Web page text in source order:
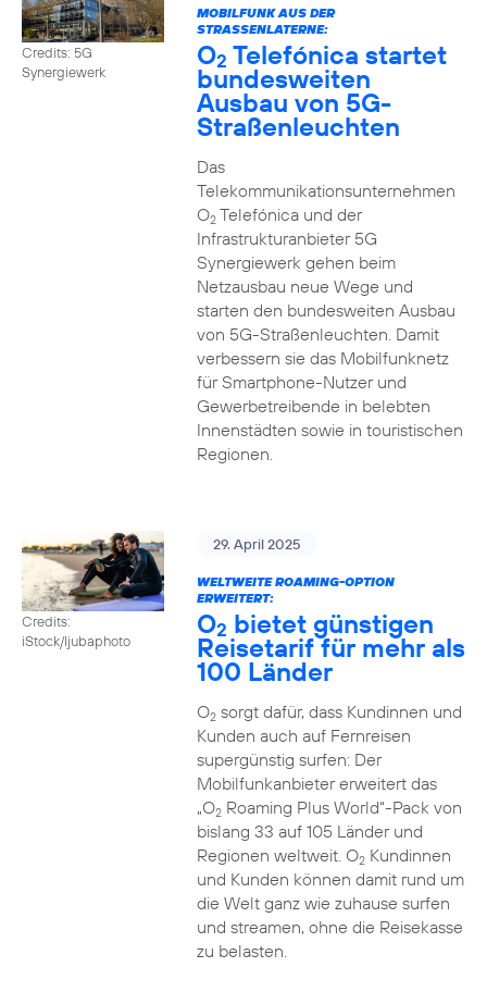
Credits: 5G
Synergiewerk
MOBILFUNK AUS DER
STRASSENLATERNE:
O2 Telefónica startet
bundesweiten
Ausbau von 5G-
Straßenleuchten
Das
Telekommunikationsunternehmen
O2Telefónica und der
Infrastrukturanbieter 5G
Synergiewerk gehen beim
Netzausbau neue Wege und
starten den bundesweiten Ausbau
von 5G-Straßenleuchten. Damit
verbessern sie das Mobilfunknetz
für Smartphone-Nutzer und
Gewerbetreibende in belebten
Innenstädten sowie in touristischen
Regionen.
Credits:
iStock/ljubaphoto
29. April 2025
WELTWEITE ROAMING-OPTION
ERWEITERT:
O2 bietet günstigen
Reisetarif für mehr als
100 Länder
O2sorgt dafür, dass Kundinnen und
Kunden auch auf Fernreisen
supergünstig surfen: Der
Mobilfunkanbieter erweitert das
„O2Roaming Plus World“-Pack von
bislang 33 auf 105 Länder und
Regionen weltweit. O2Kundinnen
und Kunden können damit rund um
die Welt ganz wie zuhause surfen
und streamen, ohne die Reisekasse
zu belasten.